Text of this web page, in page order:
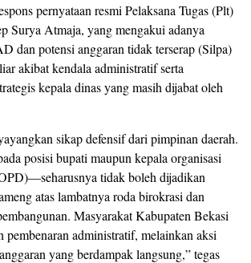
pernyataan resmi Pelaksana Tugas (Plt)
Surya Atmaja, yang mengakui adanya
dan potensi anggaran tidak terserap (Silpa)
akibat kendala administratif serta
kepala dinas yang masih dijabat oleh
sikap defensif dari pimpinan daerah.
posisi bupati maupun kepala organisasi
tidak boleh dijadikan
atas lambatnya roda birokrasi dan
Masyarakat Kabupaten Bekasi
pembenaran administratif, melainkan aksi
yang berdampak langsung,” tegas